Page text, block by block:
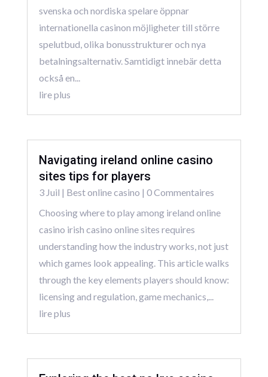
svenska och nordiska spelare öppnar
internationella casinon möjligheter till större
spelutbud, olika bonusstrukturer och nya
betalningsalternativ. Samtidigt innebär detta
också en...
lire plus
Navigating ireland online casino
sites tips for players
3 Juil | Best online casino | 0 Commentaires
Choosing where to play among ireland online
casino irish casino online sites requires
understanding how the industry works, not just
which games look appealing. This article walks
through the key elements players should know:
licensing and regulation, game mechanics,...
lire plus